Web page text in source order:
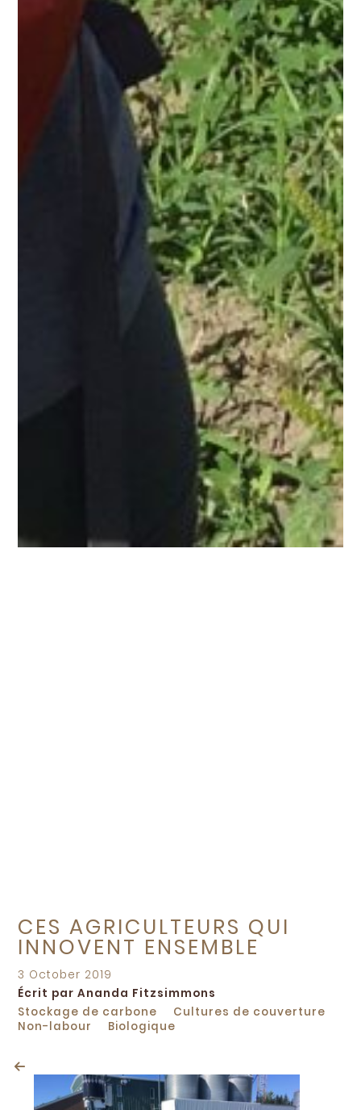
CES AGRICULTEURS QUI
INNOVENT ENSEMBLE
Posted
on
3 October 2019
Écrit par Ananda Fitzsimmons
Stockage de carbone
Cultures de couverture
Non-labour
Biologique